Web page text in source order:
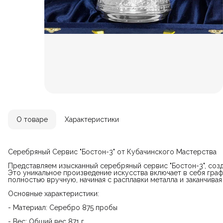
О товаре Характеристики
Серебряный Сервис "Бостон-3" от Кубачинского Мастерства
Представляем изысканный серебряный сервис "Бостон-3",
Это уникальное произведение искусства включает в себя
полностью вручную, начиная с расплавки металла и
Основные характеристики:
- Материал: Серебро 875 пробы